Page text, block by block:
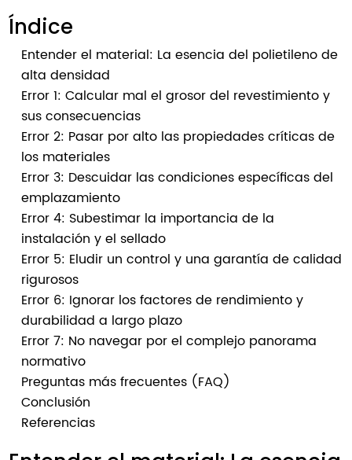
Índice
Entender el material: La esencia del polietileno de
alta densidad
Error 1: Calcular mal el grosor del revestimiento y
sus consecuencias
Error 2: Pasar por alto las propiedades críticas de
los materiales
Error 3: Descuidar las condiciones específicas del
emplazamiento
Error 4: Subestimar la importancia de la
instalación y el sellado
Error 5: Eludir un control y una garantía de calidad
rigurosos
Error 6: Ignorar los factores de rendimiento y
durabilidad a largo plazo
Error 7: No navegar por el complejo panorama
normativo
Preguntas más frecuentes (FAQ)
Conclusión
Referencias